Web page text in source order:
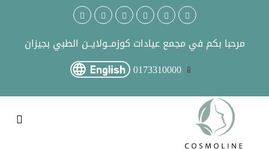
مرحبا بكم في مجمع عيادات كوزمــولايــن الطبي بجيزان